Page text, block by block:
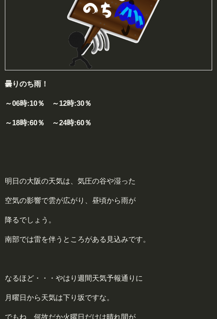
曇りのち雨！
～06時:10％ ～12時:30％
～18時:60％ ～24時:60％
明日の大阪の天気は、気圧の谷や湿った
空気の影響で雲が広がり、昼頃から雨が
降るでしょう。
南部では雷を伴うところがある見込みです。
なるほど・・・やはり週間天気予報通りに
月曜日から天気は下り坂ですな。
でもね、何故だか火曜日だけは晴れ間が